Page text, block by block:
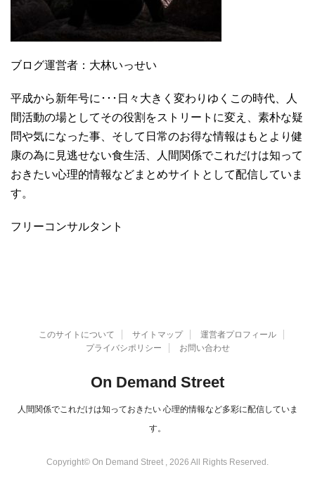
ブログ運営者：大林いっせい
平成から新年号に･･･日々大きく変わりゆくこの時代、人
間活動の場としてその役割をストリートに変え、素朴な疑
問や気になった事、そして日常のお得な情報はもとより健
康の為に見逃せない食生活、人間関係でこれだけは知って
おきたい心理的情報などまとめサイトとして配信していま
す。
フリーコンサルタント
このサイトについて サイトマップ
運営者プロフィール
プライバシポリシー
お問い合わせ
On Demand Street
人間関係でこれだけは知っておきたい 心理的情報など多彩に配信していま
す。
Copyright© On Demand Street , 2026 All Rights Reserved.